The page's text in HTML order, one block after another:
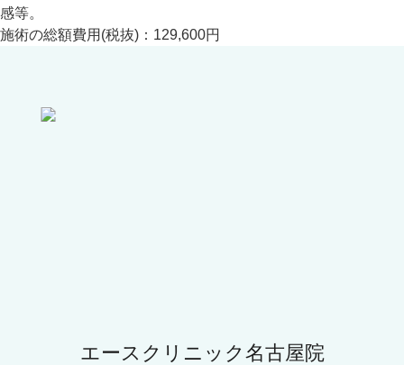
感等。
施術の総額費用(税抜)： 129,600円
エースクリニック名古屋院